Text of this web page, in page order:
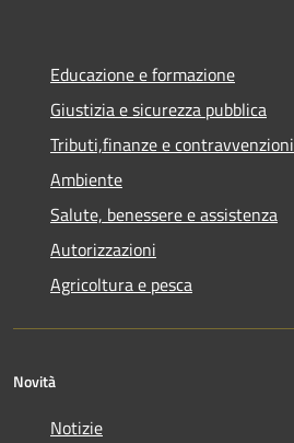
Educazione e formazione
Giustizia e sicurezza pubblica
Tributi,finanze e contravvenzioni
Ambiente
Salute, benessere e assistenza
Autorizzazioni
Agricoltura e pesca
Novità
Notizie